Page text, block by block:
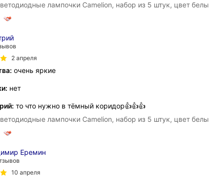
лампочки Camelion, набор из 5 штук, цвет
2 апреля
очень яркие
нет
то что нужно в тёмный коридор👍👍👍
лампочки Camelion, набор из 5 штук, цвет
Еремин
10 апреля